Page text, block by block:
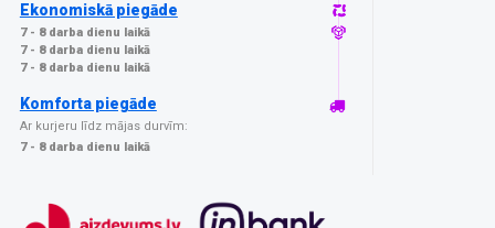
Ekonomiskā piegāde
7 - 8 darba dienu laikā
7 - 8 darba dienu laikā
7 - 8 darba dienu laikā
Komforta piegāde
Ar kurjeru līdz mājas durvīm:
7 - 8 darba dienu laikā